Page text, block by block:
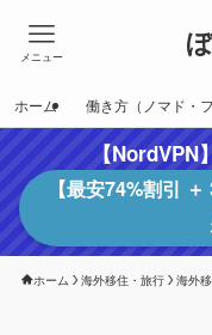
メニュー
ホーム 働き方（ノマド・
【
【最安74%割引
ホーム 海外移住・旅行 海外